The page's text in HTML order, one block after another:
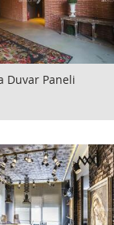
Duvar Paneli